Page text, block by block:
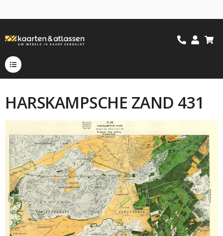
HARSKAMPSCHE ZAND 431